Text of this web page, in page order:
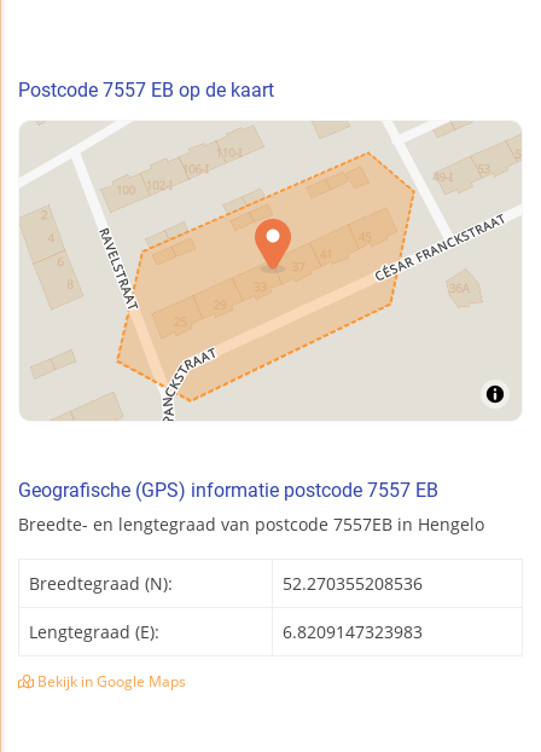
Postcode 7557 EB op de kaart
Geografische (GPS) informatie postcode 7557 EB
Breedte- en lengtegraad van postcode 7557EB in Hengelo
Breedtegraad (N): 52.270355208536
Lengtegraad (E): 6.8209147323983
Bekijk in Google Maps